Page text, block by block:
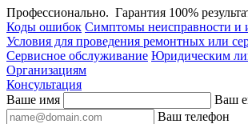
Профессионально. Гарантия 100%
Коды ошибок Симптомы неисправности и
Условия для проведения ремонтных или
Сервисное обслуживание Юридическим
Организациям
Консультация
Ваше имя
Ваш
Ваш телефон